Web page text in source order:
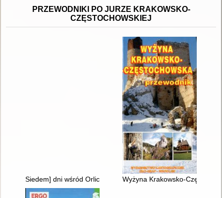
PRZEWODNIKI PO JURZE KRAKOWSKO-
CZĘSTOCHOWSKIEJ
Siedem] dni wśród Orlich Gniazd : przewodnik : informator
Wyżyna Krakowsko-